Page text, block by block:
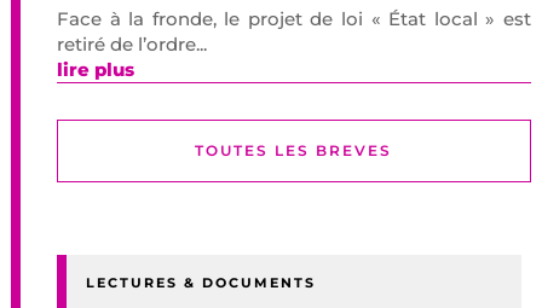
Face à la fronde, le projet de loi « État local » est
retiré de l’ordre...
lire plus
TOUTES LES BREVES
LECTURES & DOCUMENTS